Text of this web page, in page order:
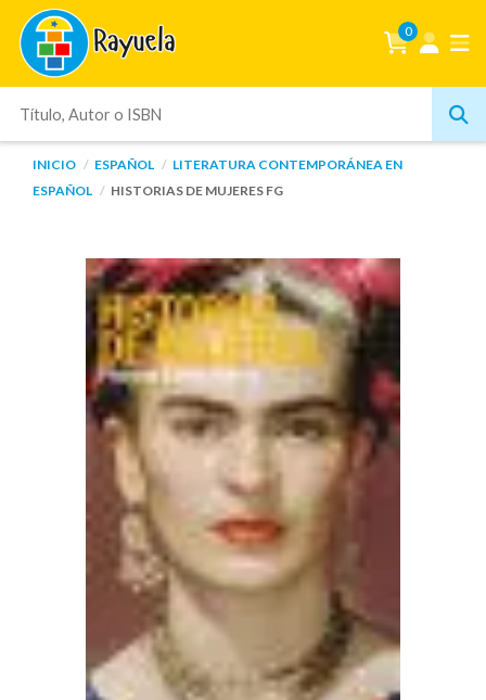
0
INICIO ESPAÑOL
LITERATURA CONTEMPORÁNEA EN
ESPAÑOL
HISTORIAS DE MUJERES FG